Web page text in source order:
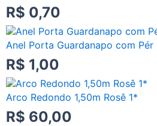
R$ 0,70
Anel Porta Guardanapo com Pér
R$ 1,00
Arco Redondo 1,50m Rosê 1*
R$ 60,00